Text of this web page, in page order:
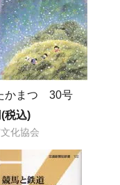
かまつ 30号
税込)
化協会